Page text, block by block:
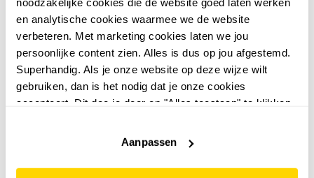
en analytische cookies waarmee we de website
verbeteren. Met marketing cookies laten we jou
persoonlijke content zien. Alles is dus op jou afgestemd.
Superhandig. Als je onze website op deze wijze wilt
gebruiken, dan is het nodig dat je onze cookies
accepteert. Dit doe je door op "Alles toestaan" te klikken.
website niet optimaal functioneert.
Aanpassen